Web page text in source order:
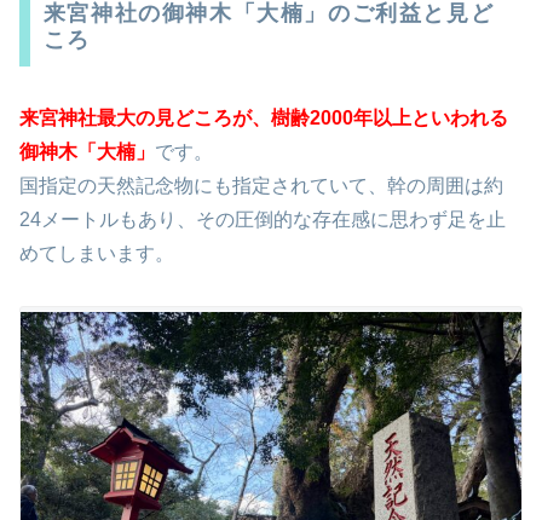
来宮神社の御神木「大楠」のご利益と見ど
ころ
来宮神社最大の見どころが、樹齢2000年以上といわれる
御神木「大楠」 です。
国指定の天然記念物にも指定されていて、幹の周囲は約
24メートルもあり、その圧倒的な存在感に思わず足を止
めてしまいます。